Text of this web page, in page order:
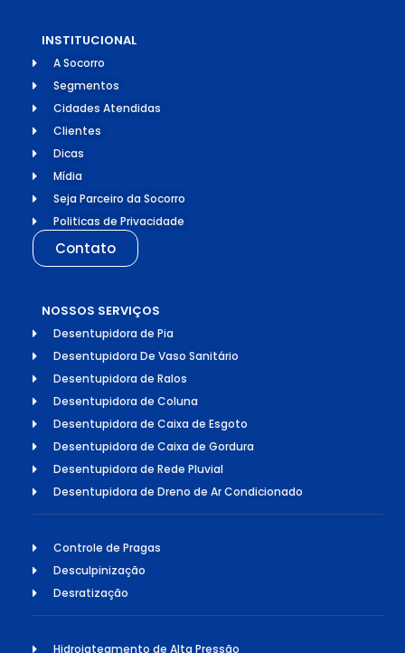
INSTITUCIONAL
A Socorro
Segmentos
Cidades Atendidas
Clientes
Dicas
Mídia
Seja Parceiro da Socorro
Politicas de Privacidade
Contato
NOSSOS SERVIÇOS
Desentupidora de Pia
Desentupidora De Vaso Sanitário
Desentupidora de Ralos
Desentupidora de Coluna
Desentupidora de Caixa de Esgoto
Desentupidora de Caixa de Gordura
Desentupidora de Rede Pluvial
Desentupidora de Dreno de Ar Condicionado
Controle de Pragas
Desculpinização
Desratização
Hidrojateamento de Alta Pressão